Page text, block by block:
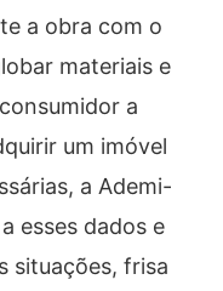
a obra com o
materiais e
a
um imóvel
a Ademi-
esses dados e
situações, frisa